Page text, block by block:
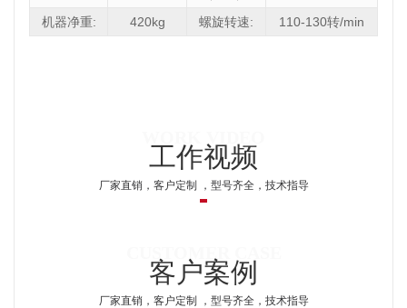
机器净重: 420kg 螺旋转速: 110-130转/min
工作视频
厂家直销，客户定制 ，型号齐全，技术指导
客户案例
厂家直销，客户定制 ，型号齐全，技术指导